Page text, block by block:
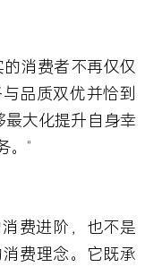
消费者不再仅仅
品质双优并恰到
最大化提升自身幸
。“
费进阶，也不是
费理念。 它既承